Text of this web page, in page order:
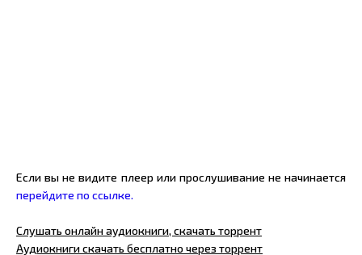
Если вы не видите плеер или прослушивание не начинается
перейдите по ссылке.
Слушать онлайн аудиокниги, скачать торрент
Аудиокниги скачать бесплатно через торрент